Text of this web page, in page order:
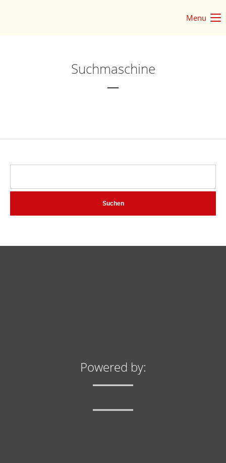
Register|Lost your password?
Support
376-293 City Road, Suite 600
San Francisco, CA 94102
Have any questions?
Menu
Suchmaschine
Suchen
Powered by: